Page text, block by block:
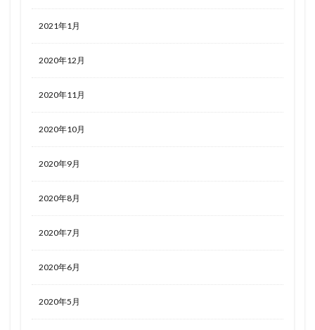
2021年1月
2020年12月
2020年11月
2020年10月
2020年9月
2020年8月
2020年7月
2020年6月
2020年5月